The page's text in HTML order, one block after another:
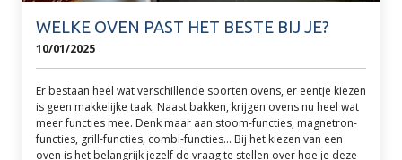
WELKE OVEN PAST HET BESTE BIJ JE?
10/01/2025
Er bestaan heel wat verschillende soorten ovens, er eentje kiezen
is geen makkelijke taak. Naast bakken, krijgen ovens nu heel wat
meer functies mee. Denk maar aan stoom-functies, magnetron-
functies, grill-functies, combi-functies... Bij het kiezen van een
oven is het belangrijk jezelf de vraag te stellen over hoe je deze